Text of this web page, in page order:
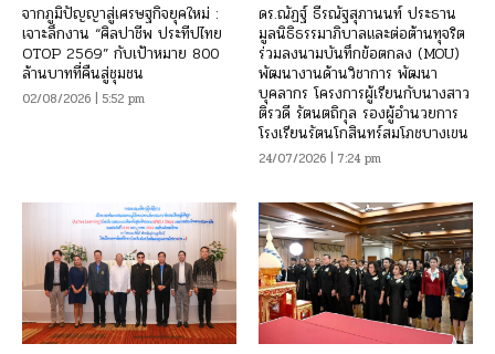
จากภูมิปัญญาสู่เศรษฐกิจยุคใหม่ :
เจาะลึกงาน “ศิลปาชีพ ประทีปไทย
OTOP 2569” กับเป้าหมาย 800
ล้านบาทที่คืนสู่ชุมชน
02/08/2026 | 5:52 pm
ดร.ณัฏฐ์ ธีรณัฐสุภานนท์ ประธาน
มูลนิธิธรรมาภิบาลและต่อต้านทุจริต
ร่วมลงนามบันทึกข้อตกลง (MOU)
พัฒนางานด้านวิชาการ พัฒนา
บุคลากร โครงการผู้เรียนกับนางสาว
ติรวดี รัตนตถิกุล รองผู้อำนวยการ
โรงเรียนรัตนโกสินทร์สมโภชบางเขน
24/07/2026 | 7:24 pm